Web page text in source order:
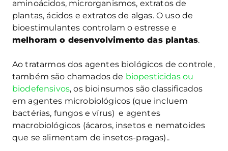
aminoácidos, microrganismos, extratos de
plantas, ácidos e extratos de algas. O uso de
bioestimulantes controlam o estresse e
melhoram o desenvolvimento das plantas.
Ao tratarmos dos agentes biológicos de controle,
também são chamados de biopesticidas ou
biodefensivos, os bioinsumos são classificados
em agentes microbiológicos (que incluem
bactérias, fungos e vírus) e agentes
macrobiológicos (ácaros, insetos e nematoides
que se alimentam de insetos-pragas)..